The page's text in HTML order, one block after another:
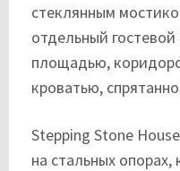
стеклянным
отдельный
площадью,
кроватью,
Stepping Stone
на стальных